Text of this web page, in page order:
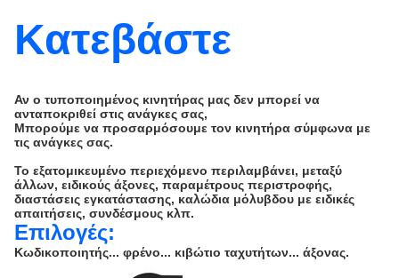
Κατεβάστε
Αν ο τυποποιημένος κινητήρας μας δεν μπορεί να
ανταποκριθεί στις ανάγκες σας,
Μπορούμε να προσαρμόσουμε τον κινητήρα σύμφωνα με
τις ανάγκες σας.
Το εξατομικευμένο περιεχόμενο περιλαμβάνει, μεταξύ
άλλων, ειδικούς άξονες, παραμέτρους περιστροφής,
διαστάσεις εγκατάστασης, καλώδια μόλυβδου με ειδικές
απαιτήσεις, συνδέσμους κλπ.
Επιλογές:
Κωδικοποιητής... φρένο... κιβώτιο ταχυτήτων... άξονας.